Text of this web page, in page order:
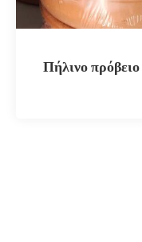
Πήλινο